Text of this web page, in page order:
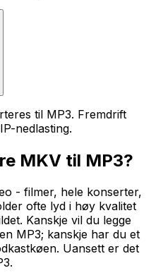
til MP3. Fremdrift
nedlasting.
MKV til MP3?
- filmer, hele konserter,
ofte lyd i høy kvalitet
Kanskje vil du legge
MP3; kanskje har du et
Uansett er det